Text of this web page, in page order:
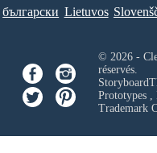
български Lietuvos
© 2026 -
réservés.
Prototypes
Trademark